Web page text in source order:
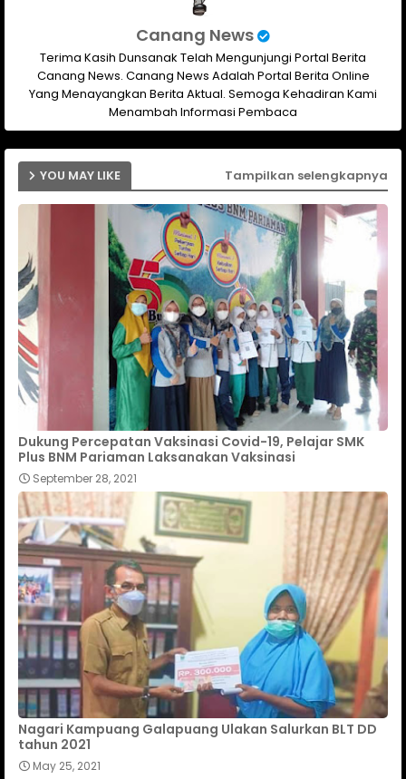
Canang News
Terima Kasih Dunsanak Telah Mengunjungi Portal Berita
Canang News. Canang News Adalah Portal Berita Online
Yang Menayangkan Berita Aktual. Semoga Kehadiran Kami
Menambah Informasi Pembaca
YOU MAY LIKE Tampilkan selengkapnya
Dukung Percepatan Vaksinasi Covid-19, Pelajar SMK
Plus BNM Pariaman Laksanakan Vaksinasi
September 28, 2021
Nagari Kampuang Galapuang Ulakan Salurkan BLT DD
tahun 2021
May 25, 2021